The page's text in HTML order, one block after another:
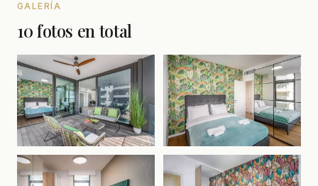
GALERÍA
10 fotos en total